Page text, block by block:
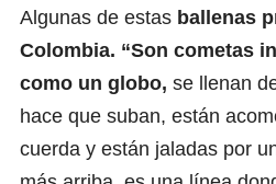
Algunas de estas ballenas
Colombia. “Son cometas
como un globo, se llenan
hace que suban, están
cuerda y están jaladas por